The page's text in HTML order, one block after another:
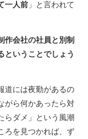
一人前 」と言われて
会社の社員と別制
ということでしょう
道には夜勤があるの
がら何かあったら対
らダメ」という風潮
ろを見つかれば、ず